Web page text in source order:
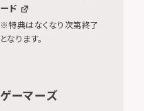
ード
※特典はなくなり次第終了
となります。
ゲーマーズ